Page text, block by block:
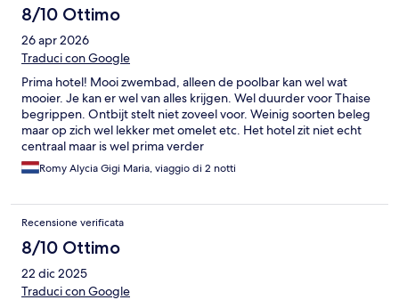
8/10 Ottimo
26 apr 2026
Traduci con Google
Prima hotel! Mooi zwembad, alleen de poolbar kan wel wat
mooier. Je kan er wel van alles krijgen. Wel duurder voor Thaise
begrippen. Ontbijt stelt niet zoveel voor. Weinig soorten beleg
maar op zich wel lekker met omelet etc. Het hotel zit niet echt
centraal maar is wel prima verder
Romy Alycia Gigi Maria, viaggio di 2 notti
Recensione verificata
8/10 Ottimo
22 dic 2025
Traduci con Google